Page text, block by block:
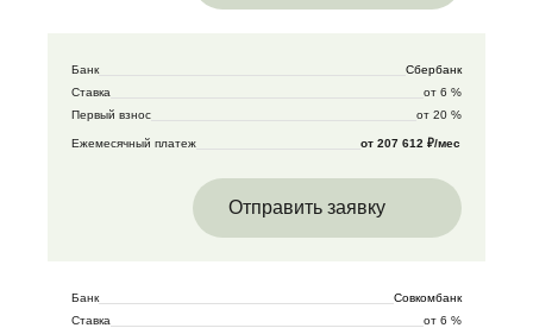
Банк
Сбербанк
Ставка
от 6 %
Первый взнос
от 20 %
Ежемесячный платеж от 207 612 ₽/мес
Отправить заявку
Банк
Совкомбанк
Ставка
от 6 %